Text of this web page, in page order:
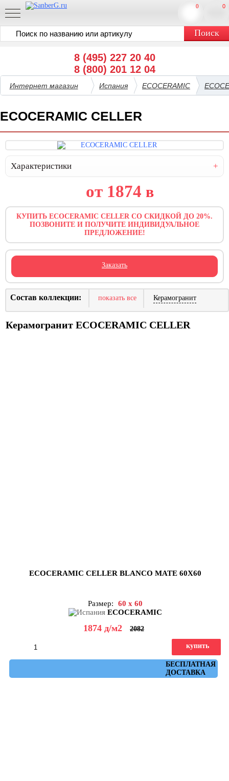
8 (495) 227 20 40
8 (800) 201 12 04
0
0
Интернет магазин Испания ECOCERAMIC
ECOCERAMIC CELLER
Характеристики
от 1874 в
КУПИТЬ ECOCERAMIC CELLER СО СКИДКОЙ ДО 20%.
ПОЗВОНИТЕ И ПОЛУЧИТЕ ИНДИВИДУАЛЬНОЕ
ПРЕДЛОЖЕНИЕ!
Заказать
Состав коллекции: показать все Керамогранит
Керамогранит ECOCERAMIC CELLER
ECOCERAMIC CELLER BLANCO MATE 60X60
Размер:
60 x 60
ECOCERAMIC
1874 д/м2 2082
БЕСПЛАТНАЯ
ДОСТАВКА
купить